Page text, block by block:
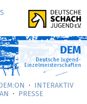
DEM
Deutsche Jugend-
Einzelmeisterschaften
DEM:ON
INTERAKTIV
PRESSE